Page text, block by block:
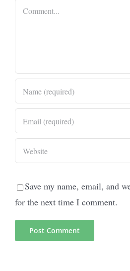
Comment
Save my name, email, and
for the next time I comment.